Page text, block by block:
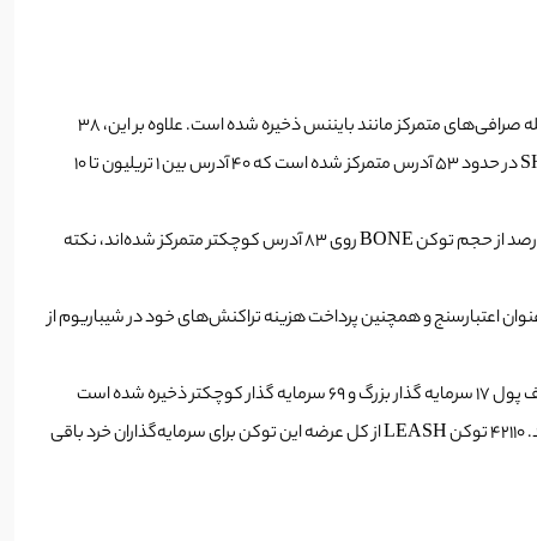
علاوه بر این، 38
67.62 درصد از عرضه فعلی SHIB در حدود 53 آدرس متمرکز شده است که 40 آدرس بین 1 تریلیون تا 10
توکن BONE ارزشمندترین توکن اکوسیستم شیبا با حجم عرضه 230 میلیون توکن است، ۳۳.۹۸ درصد از کل توکن BONE روی شش آدرس بزرگ و ۲۱.۰۴ درصد از حجم توکن BONE روی ۸۳ آدرس کوچکتر متمرکز شده‌اند، نکته
اعتبارسنج و همچنین پرداخت هزینه تراکنش‌های خود در شیباریوم از
شصت و پنج ممیز شش دهم درصد (65.6 درصد) از عرضه کل توکن LEASH در کیف پول 17 سرمایه گذار بزرگ و 69 سرمایه گذار کوچکتر ذخیره شده است
نکته قابل توجه دیگر شناسایی نهنگ LEASH است که ۲۵۰۰۰ توکن در کیف پول خود دارد و حدود ۲۰ درصد از کل عرضه توکن LEASH را تشکیل می‌دهد. 42110 توکن LEASH از کل عرضه این توکن برای سرمایه‌گذاران خرد باقی